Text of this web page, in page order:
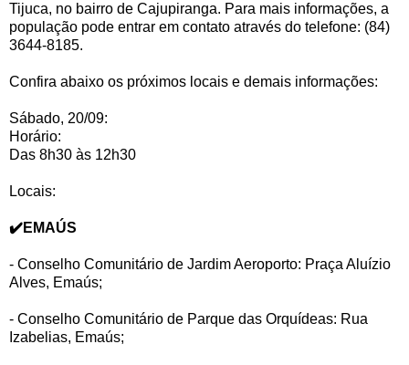
Tijuca, no bairro de Cajupiranga. Para mais informações, a
população pode entrar em contato através do telefone: (84)
3644-8185.
Confira abaixo os próximos locais e demais informações:
Sábado, 20/09:
Horário:
Das 8h30 às 12h30
Locais:
✔️EMAÚS
- Conselho Comunitário de Jardim Aeroporto: Praça Aluízio
Alves, Emaús;
- Conselho Comunitário de Parque das Orquídeas: Rua
Izabelias, Emaús;